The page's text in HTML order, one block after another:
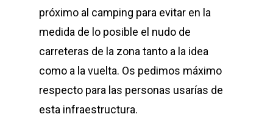
próximo al camping para evitar en la
medida de lo posible el nudo de
carreteras de la zona tanto a la idea
como a la vuelta. Os pedimos máximo
respecto para las personas usarías de
esta infraestructura.